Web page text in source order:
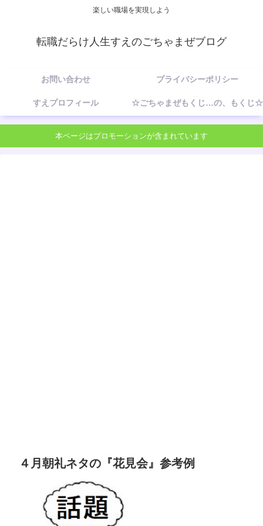
楽しい職場を実現しよう
転職だらけ人生すえのごちゃまぜブログ
お問い合わせ プライバシーポリシー
すえプロフィール ☆ごちゃまぜもくじ…の、もくじ☆
本ページはプロモーションが含まれています
４月朝礼ネタの『花見会』参考例